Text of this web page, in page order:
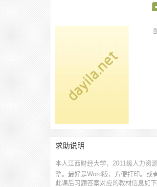
求助说明
本人江西财经大学，2011级人力资
整。最好是Word版，方便打印。或
此课后习题答案对应的教材信息如下